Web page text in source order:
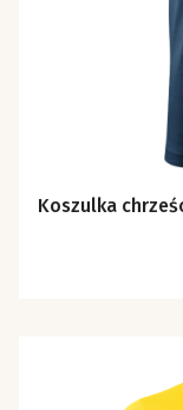
Koszulka